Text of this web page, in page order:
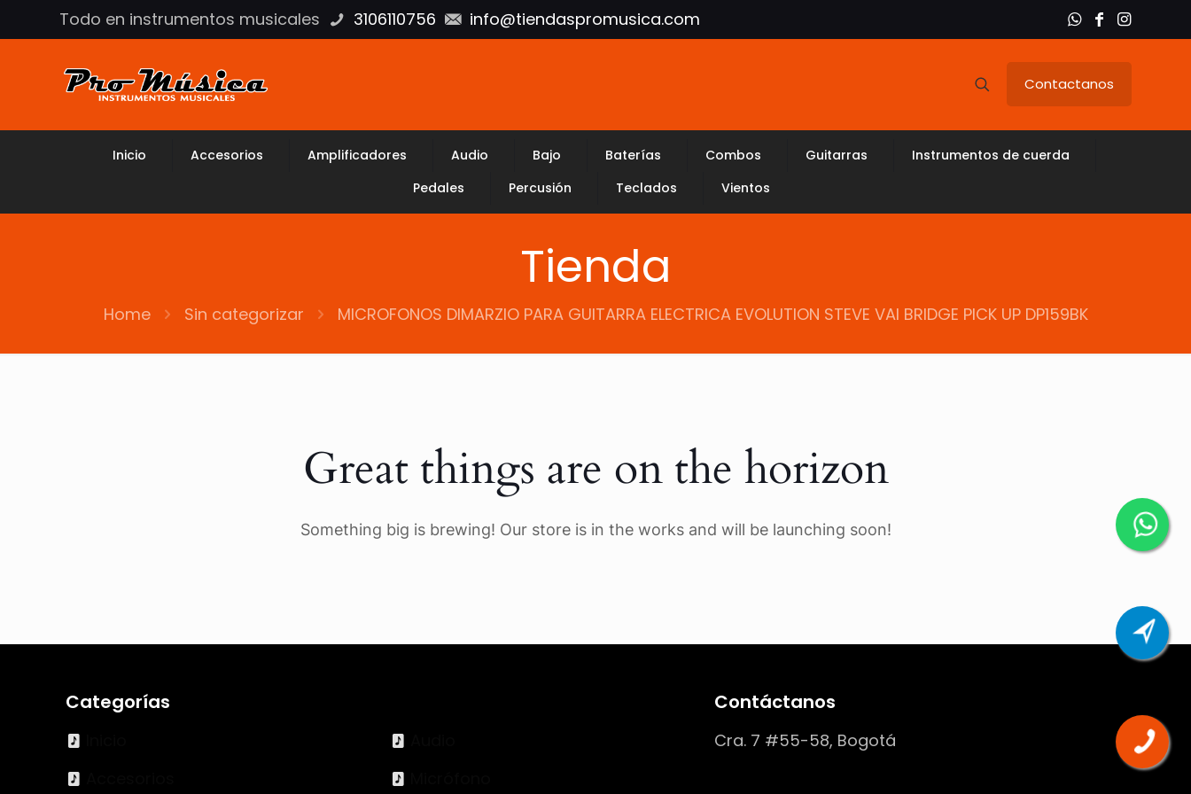
Todo en instrumentos musicales 3106110756 info@tiendaspromusica.com
Contactanos
Inicio Accesorios Amplificadores Audio Bajo Baterías Combos Guitarras
Instrumentos de cuerda
Pedales
Percusión Teclados Vientos
Tienda
Home Sin categorizar MICROFONOS DIMARZIO PARA GUITARRA ELECTRICA EVOLUTION STEVE VAI BRIDGE PICK UP DP159BK
Great things are on the horizon
Something big is brewing! Our store is in the works and will be launching soon!
Categorías Contáctanos
Cra. 7 #55-58, Bogotá